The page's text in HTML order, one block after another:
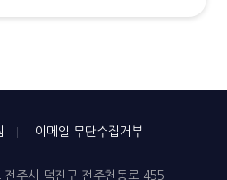
이메일 무단수집거부
주시 덕진구 전주천동로 455